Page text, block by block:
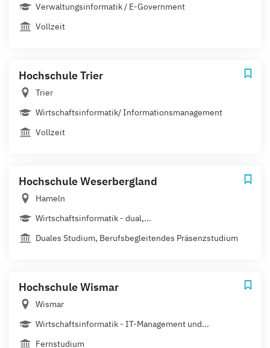
Verwaltungsinformatik / E-Government
Vollzeit
Hochschule Trier
Trier
Wirtschaftsinformatik/ Informationsmanagement
Vollzeit
Hochschule Weserbergland
Hameln
Wirtschaftsinformatik - dual,...
Duales Studium, Berufsbegleitendes Präsenzstudium
Hochschule Wismar
Wismar
Wirtschaftsinformatik - IT-Management und...
Fernstudium